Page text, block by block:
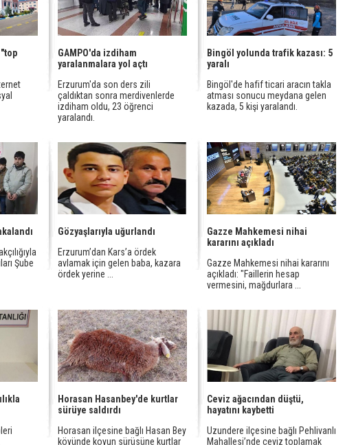
GAMPO'da izdiham
yaralanmalara yol açtı
Erzurum'da son ders zili
çaldıktan sonra merdivenlerde
izdiham oldu, 23 öğrenci
yaralandı.
Bingöl yolunda trafik kazası: 5
yaralı
Bingöl'de hafif ticari aracın takla
atması sonucu meydana gelen
kazada, 5 kişi yaralandı.
Şube
Gözyaşlarıyla uğurlandı
Erzurum’dan Kars’a ördek
avlamak için gelen baba, kazara
ördek yerine ...
Gazze Mahkemesi nihai
kararını açıkladı
Gazze Mahkemesi nihai kararını
açıkladı: "Faillerin hesap
vermesini, mağdurlara ...
Horasan Hasanbey'de kurtlar
sürüye saldırdı
Horasan ilçesine bağlı Hasan Bey
köyünde koyun sürüsüne kurtlar
Ceviz ağacından düştü,
hayatını kaybetti
Uzundere ilçesine bağlı Pehlivanlı
Mahallesi’nde ceviz toplamak